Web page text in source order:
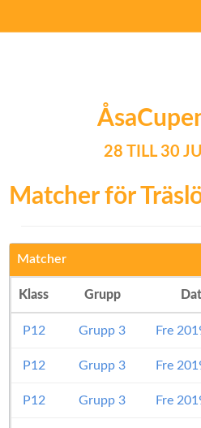
28 TILL 30
Matcher för
Matcher
Klass Grupp
P12 Grupp 3 Fre
P12 Grupp 3 Fre
P12 Grupp 3 Fre